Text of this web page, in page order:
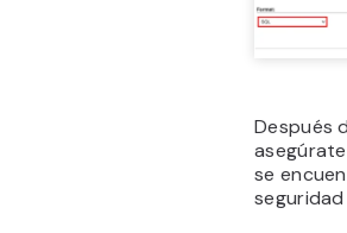
Después
se